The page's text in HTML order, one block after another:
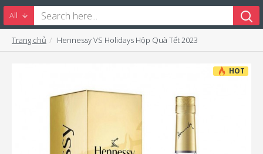
All
Trang chủ Hennessy VS Holidays Hộp Quà Tết 2023
HOT